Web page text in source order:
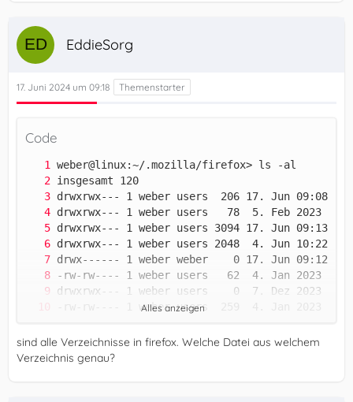
EddieSorg
17. Juni 2024 um 09:18
Code
Alles anzeigen
sind alle Verzeichnisse in firefox. Welche Datei aus welchem
Verzeichnis genau?